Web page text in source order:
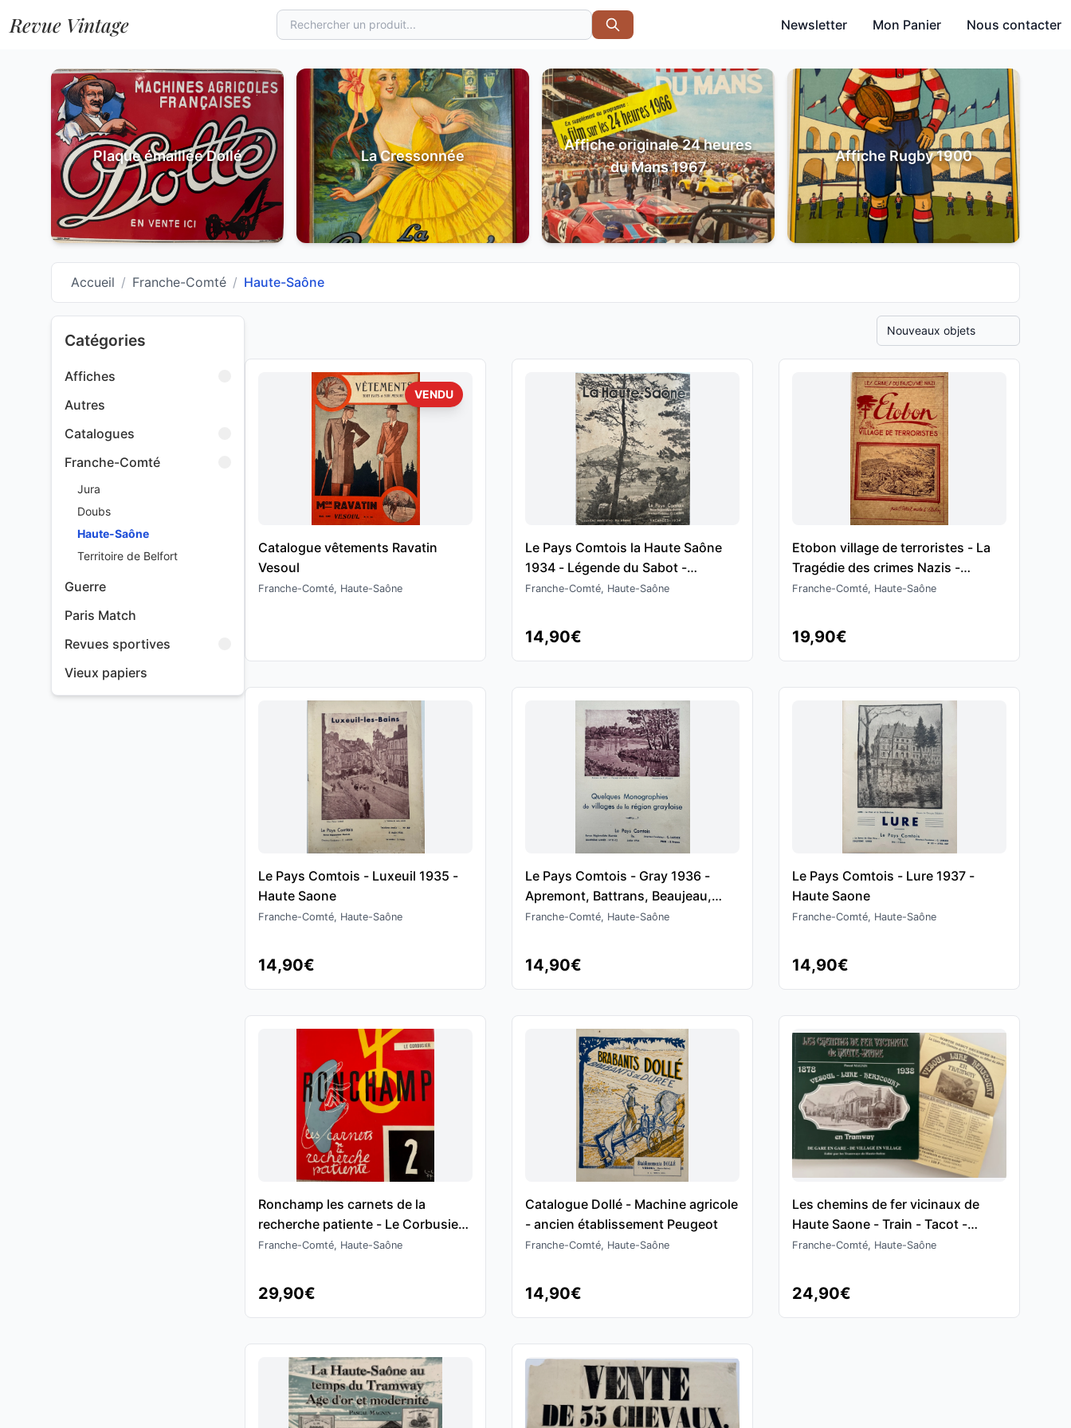
Revue Vintage Newsletter Mon Panier Nous contacter
Plaque émaillée Dollé La Cressonnée
Affiche originale 24 heures
du Mans 1967
Affiche Rugby 1900
Accueil / Franche-Comté / Haute-Saône
Catégories
Affiches
Autres
Catalogues
Franche-Comté
Jura
Doubs
Haute-Saône
Territoire de Belfort
Guerre
Paris Match
Revues sportives
Vieux papiers
Trier les produits
VENDU
Catalogue vêtements Ravatin
Vesoul
Franche-Comté, Haute-Saône
Le Pays Comtois la Haute Saône
1934 - Légende du Sabot -
Velleminfroy - Creveney - Lure -
Franche-Comté, Haute-Saône
14,90€
Etobon village de terroristes - La
Tragédie des crimes Nazis -
Chenebier
Franche-Comté, Haute-Saône
19,90€
Le Pays Comtois - Luxeuil 1935 -
Haute Saone
Franche-Comté, Haute-Saône
14,90€
Le Pays Comtois - Gray 1936 -
Apremont, Battrans, Beaujeau,
Chargey, Cresancey - Haute Saone
Franche-Comté, Haute-Saône
14,90€
Le Pays Comtois - Lure 1937 -
Haute Saone
Franche-Comté, Haute-Saône
14,90€
Ronchamp les carnets de la
recherche patiente - Le Corbusier
1957
Franche-Comté, Haute-Saône
29,90€
Catalogue Dollé - Machine agricole
- ancien établissement Peugeot
Franche-Comté, Haute-Saône
14,90€
Les chemins de fer vicinaux de
Haute Saone - Train - Tacot -
Tramway - Pascal Magnin
Franche-Comté, Haute-Saône
24,90€